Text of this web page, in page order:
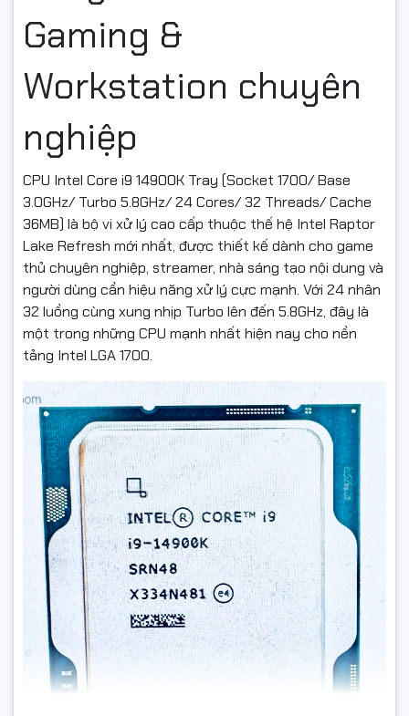
Gaming &
Workstation chuyên
nghiệp
CPU Intel Core i9 14900K Tray (Socket 1700/ Base
3.0GHz/ Turbo 5.8GHz/ 24 Cores/ 32 Threads/ Cache
36MB) là bộ vi xử lý cao cấp thuộc thế hệ Intel Raptor
Lake Refresh mới nhất, được thiết kế dành cho game
thủ chuyên nghiệp, streamer, nhà sáng tạo nội dung và
người dùng cần hiệu năng xử lý cực mạnh. Với 24 nhân
32 luồng cùng xung nhịp Turbo lên đến 5.8GHz, đây là
một trong những CPU mạnh nhất hiện nay cho nền
tảng Intel LGA 1700.